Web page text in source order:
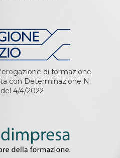
di formazione
con Determinazione N.
4/4/2022